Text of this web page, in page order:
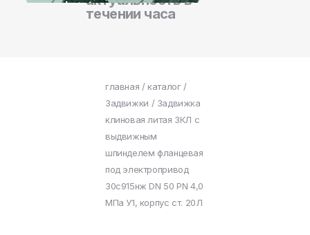
течении часа
главная / каталог/
Задвижки / Задвижка
клиновая литая ЗКЛ с
выдвижным
шпинделем фланцевая
под электропривод
30с915нж DN 50 PN 4,0
МПа У1, корпус ст. 20Л